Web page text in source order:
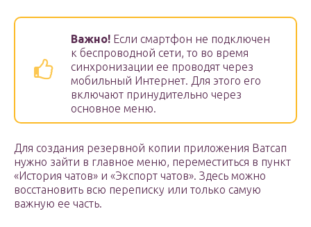
Важно! Если смартфон не подключен
к беспроводной сети, то во время
синхронизации ее проводят через
мобильный Интернет. Для этого его
включают принудительно через
основное меню.
Для создания резервной копии приложения Ватсап
нужно зайти в главное меню, переместиться в пункт
«История чатов» и «Экспорт чатов». Здесь можно
восстановить всю переписку или только самую
важную ее часть.